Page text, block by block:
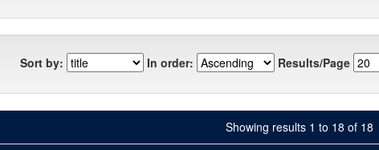
Sort by: In order: Results/Page
Showing results 1 to 18 of 18